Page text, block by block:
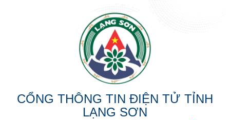
CỔNG THÔNG TIN ĐIỆN TỬ TỈNH
LẠNG SƠN